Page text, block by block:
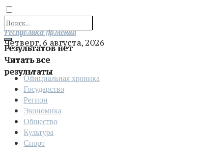
Результатов нет
Читать все
результаты
Отправить
Республика Армения
Четверг, 6 августа, 2026
Официальная хроника
Государство
Регион
Экономика
Общество
Культура
Спорт